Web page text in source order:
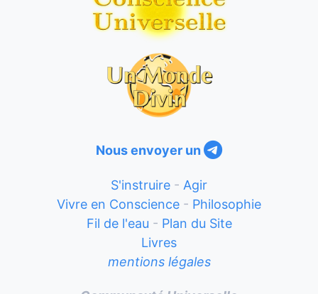
Nous envoyer un
S'instruire - Agir
Vivre en Conscience - Philosophie
Fil de l'eau - Plan du Site
Livres
mentions légales